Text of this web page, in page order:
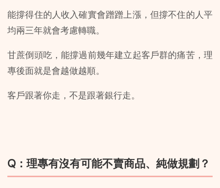
能撐得住的人收入確實會蹭蹭上漲，但撐不住的人平
均兩三年就會考慮轉職。
甘蔗倒頭吃，能撐過前幾年建立起客戶群的痛苦，理
專後面就是會越做越順。
客戶跟著你走，不是跟著銀行走。
Q：理專有沒有可能不賣商品、純做規劃？